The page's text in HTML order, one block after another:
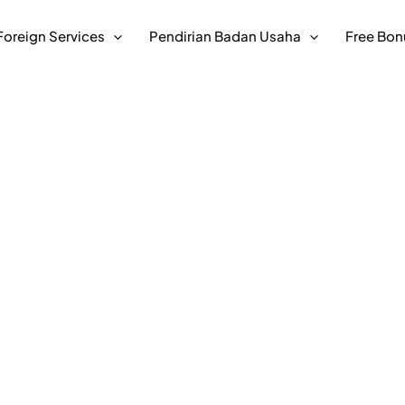
Services Pendirian Badan Usaha Free